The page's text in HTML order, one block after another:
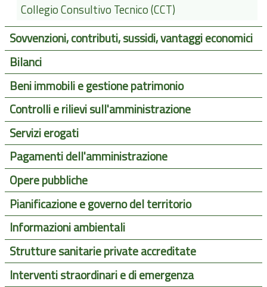
Collegio Consultivo Tecnico (CCT)
Sovvenzioni, contributi, sussidi, vantaggi economici
Bilanci
Beni immobili e gestione patrimonio
Controlli e rilievi sull'amministrazione
Servizi erogati
Pagamenti dell'amministrazione
Opere pubbliche
Pianificazione e governo del territorio
Informazioni ambientali
Strutture sanitarie private accreditate
Interventi straordinari e di emergenza